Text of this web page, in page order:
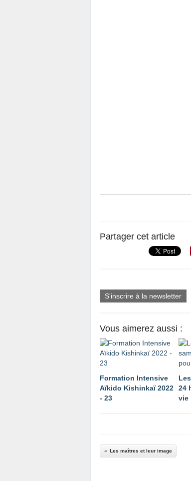
Partager cet article
S'inscrire à la newsletter
Vous aimerez aussi :
Formation Intensive
Aïkido Kishinkaï 2022
- 23
24
vie
Les maîtres et leur image